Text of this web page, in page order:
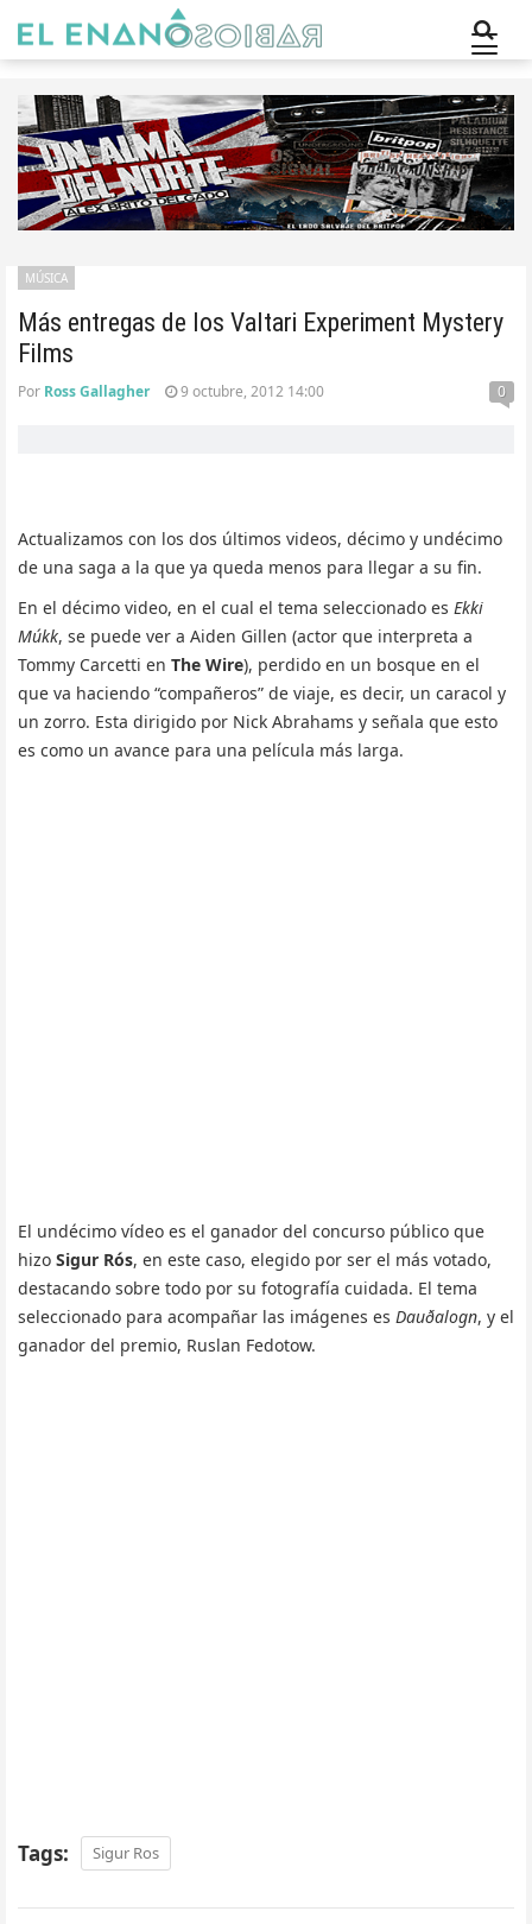
Más entregas de los Valtari Experiment Mystery
Films
MÚSICA
Por Ross Gallagher 9 octubre, 2012 14:00 0
Actualizamos con los dos últimos videos, décimo y undécimo
de una saga a la que ya queda menos para llegar a su fin.
En el décimo video, en el cual el tema seleccionado es Ekki
Múkk, se puede ver a Aiden Gillen (actor que interpreta a
Tommy Carcetti en The Wire), perdido en un bosque en el
que va haciendo “compañeros” de viaje, es decir, un caracol y
un zorro. Esta dirigido por Nick Abrahams y señala que esto
es como un avance para una película más larga.
El undécimo vídeo es el ganador del concurso público que
hizo Sigur Rós, en este caso, elegido por ser el más votado,
destacando sobre todo por su fotografía cuidada. El tema
seleccionado para acompañar las imágenes es Dauðalogn, y el
ganador del premio, Ruslan Fedotow.
Tags: Sigur Ros